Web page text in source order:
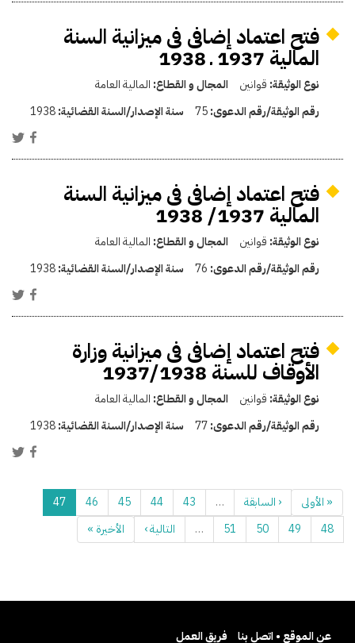
فتح اعتماد إضافى فى ميزانية السنة
المالية 1937 ـ 1938
نوع الوثيقة: قوانين المجال و القطاع: المالية العامة
رقم الوثيقة/رقم الدعوى:75 سنة الإصدار/السنة القضائية:1938
فتح اعتماد إضافى فى ميزانية السنة
المالية 1937/ 1938
نوع الوثيقة: قوانين المجال و القطاع: المالية العامة
رقم الوثيقة/رقم الدعوى: 76 سنة الإصدار/السنة القضائية:1938
فتح اعتماد إضافى فى ميزانية وزارة
الأوقاف للسنة 1937/1938
نوع الوثيقة: قوانين المجال و القطاع: المالية العامة
رقم الوثيقة/رقم الدعوى:77 سنة الإصدار/السنة القضائية:1938
« الأولى ‹ السابقة …
43
44
45
46
47
48
49
50
51
… التالية › الأخيرة »
عن الموقع • اتصل بنا فريق العمل